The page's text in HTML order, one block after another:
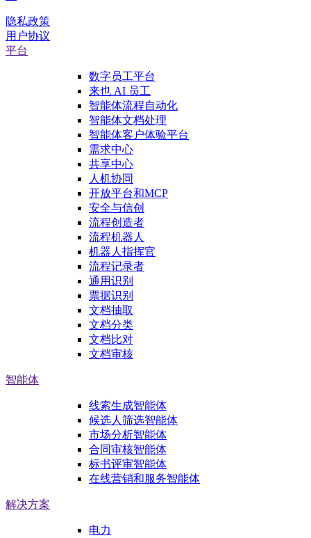
隐私政策
用户协议
平台
数字员工平台
来也 AI 员工
智能体流程自动化
智能体文档处理
智能体客户体验平台
需求中心
共享中心
人机协同
开放平台和MCP
安全与信创
流程创造者
流程机器人
机器人指挥官
流程记录者
通用识别
票据识别
文档抽取
文档分类
文档比对
文档审核
智能体
线索生成智能体
候选人筛选智能体
市场分析智能体
合同审核智能体
标书评审智能体
在线营销和服务智能体
解决方案
电力